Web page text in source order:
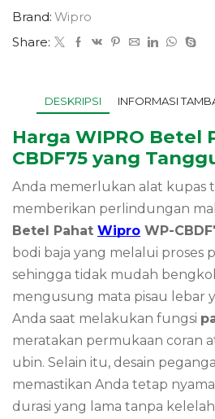
Brand: Wipro
Share:
DESKRIPSI INFORMASI
Harga WIPRO Betel
CBDF75 yang
Anda memerlukan alat kupas
memberikan perlindungan
Betel Pahat Wipro WP-
bodi baja yang melalui proses
sehingga tidak mudah
mengusung mata pisau lebar
Anda saat melakukan fungsi
meratakan permukaan coran
ubin. Selain itu, desain
memastikan Anda tetap
durasi yang lama tanpa